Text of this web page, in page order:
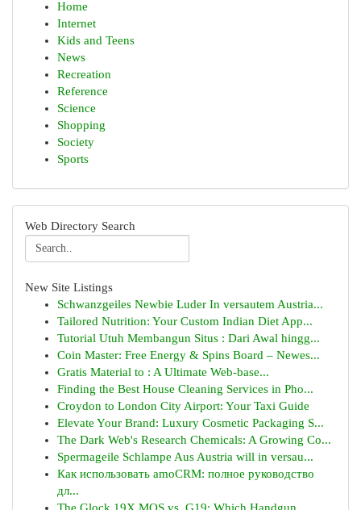
Home
Internet
Kids and Teens
News
Recreation
Reference
Science
Shopping
Society
Sports
Web Directory Search
New Site Listings
Schwanzgeiles Newbie Luder In versautem Austria...
Tailored Nutrition: Your Custom Indian Diet App...
Tutorial Utuh Membangun Situs : Dari Awal hingg...
Coin Master: Free Energy & Spins Board – Newes...
Gratis Material to : A Ultimate Web-base...
Finding the Best House Cleaning Services in Pho...
Croydon to London City Airport: Your Taxi Guide
Elevate Your Brand: Luxury Cosmetic Packaging S...
The Dark Web's Research Chemicals: A Growing Co...
Spermageile Schlampe Aus Austria will in versau...
Как использовать amoCRM: полное руководство
дл...